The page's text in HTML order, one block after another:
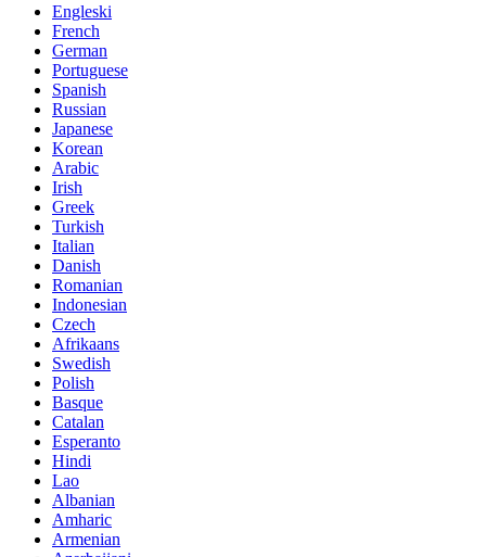
Engleski
French
German
Portuguese
Spanish
Russian
Japanese
Korean
Arabic
Irish
Greek
Turkish
Italian
Danish
Romanian
Indonesian
Czech
Afrikaans
Swedish
Polish
Basque
Catalan
Esperanto
Hindi
Lao
Albanian
Amharic
Armenian